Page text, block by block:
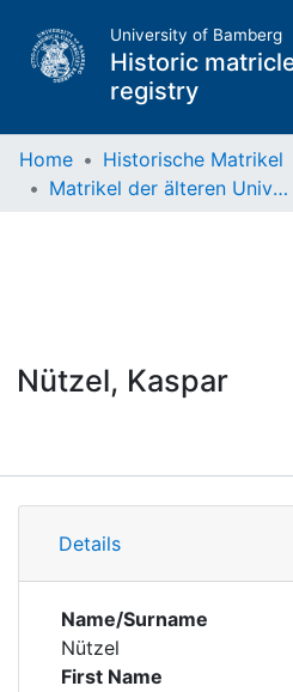
University of Bamberg
Historic
registry
Home
Historische Matrikel
Matrikel der älteren Universität
Nützel, Kaspar
Details
Name/Surname
Nützel
First Name